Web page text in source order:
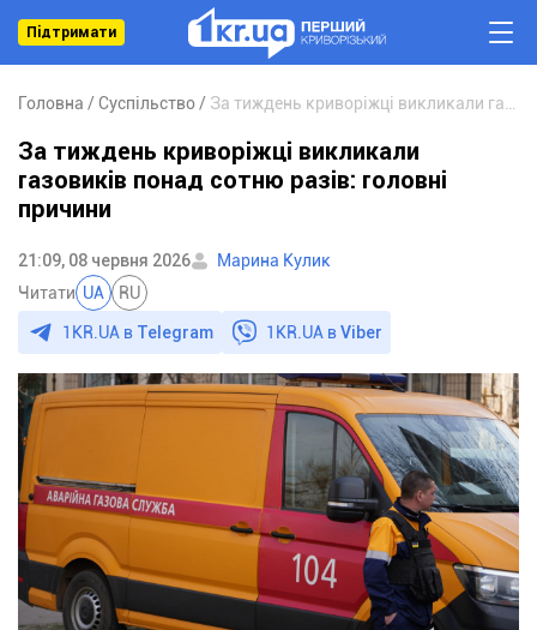
Підтримати
Головна Суспільство
За тиждень криворіжці викликали
газовиків понад сотню разів: головні
причини
21:09, 08 червня 2026
Марина Кулик
Читати UA RU
1KR.UA в Telegram 1KR.UA вViber